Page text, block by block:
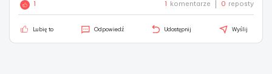
1 1 komentarze 0 reposty
Lubię to Odpowiedź Udostępnij Wyślij